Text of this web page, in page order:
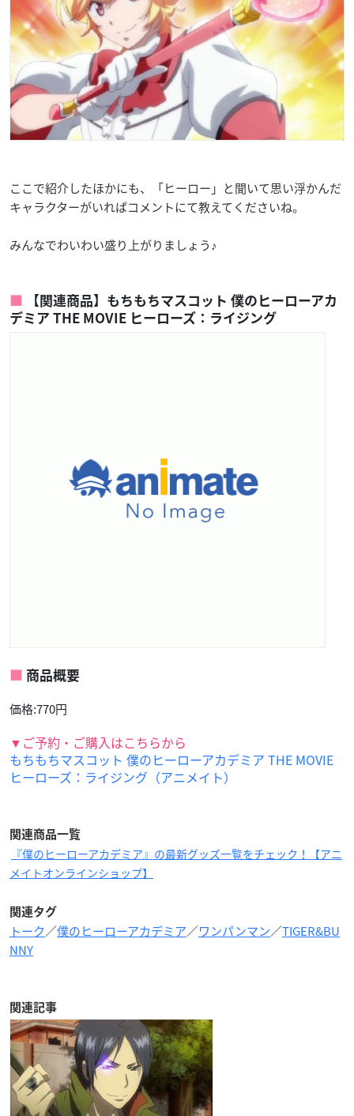
ここで紹介したほかにも、「ヒーロー」と聞いて思い浮かんだ
キャラクターがいればコメントにて教えてくださいね。
みんなでわいわい盛り上がりましょう♪
【関連商品】もちもちマスコット 僕のヒーローアカ
デミア THE MOVIE ヒーローズ：ライジング
商品概要
価格:770円
▼ご予約・ご購入はこちらから
もちもちマスコット 僕のヒーローアカデミア THE MOVIE
ヒーローズ：ライジング（アニメイト）
関連商品一覧
『僕のヒーローアカデミア』の最新グッズ一覧をチェック！【アニ
メイトオンラインショップ】
関連タグ
トーク／僕のヒーローアカデミア／ワンパンマン／TIGER&BU
NNY
関連記事